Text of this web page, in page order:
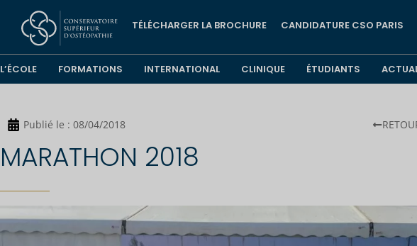
TÉLÉCHARGER LA BROCHURE CANDIDATURE CSO PARIS
L’ÉCOLE FORMATIONS INTERNATIONAL CLINIQUE ÉTUDIANTS
Publié le : 08/04/2018
MARATHON 2018